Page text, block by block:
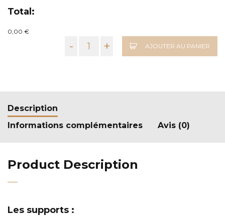
Total:
0,00 €
- + AJOUTER AU PANIER
Description
Informations complémentaires
Avis (0)
Product Description
Les supports :